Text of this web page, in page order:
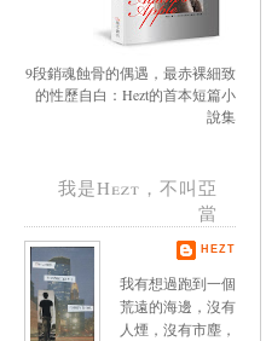
9段銷魂蝕骨的偶遇，最赤裸細致
的性歷自白：Hezt的首本短篇小
說集
我是Hezt，不叫亞
當
HEZT
我有想過跑到一個
荒遠的海邊，沒有
人煙，沒有市塵，